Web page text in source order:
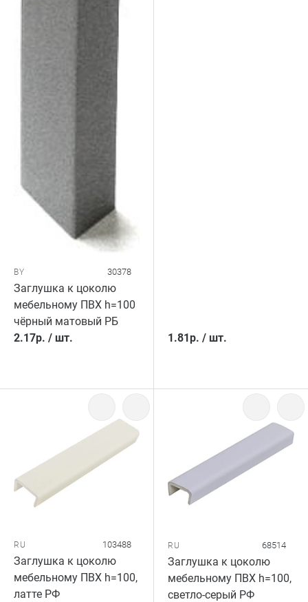
BY 30378
Заглушка к цоколю
мебельному ПВХ h=100
чёрный матовый РБ
2.17р. / шт. 1.81р. / шт.
RU 103488
Заглушка к цоколю
мебельному ПВХ h=100,
латте РФ
RU 68514
Заглушка к цоколю
мебельному ПВХ h=100,
светло-серый РФ